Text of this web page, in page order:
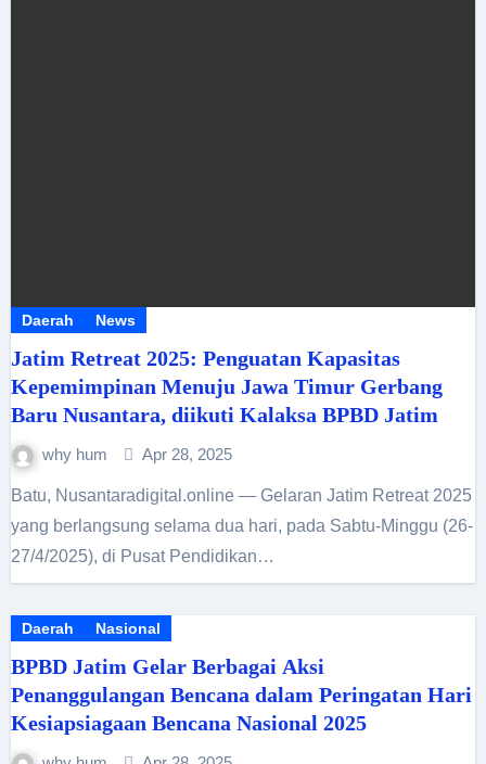
Daerah News
Jatim Retreat 2025: Penguatan Kapasitas
Kepemimpinan Menuju Jawa Timur Gerbang
Baru Nusantara, diikuti Kalaksa BPBD Jatim
why hum Apr 28, 2025
Batu, Nusantaradigital.online — Gelaran Jatim Retreat 2025
yang berlangsung selama dua hari, pada Sabtu-Minggu (26-
27/4/2025), di Pusat Pendidikan…
Daerah Nasional
BPBD Jatim Gelar Berbagai Aksi
Penanggulangan Bencana dalam Peringatan Hari
Kesiapsiagaan Bencana Nasional 2025